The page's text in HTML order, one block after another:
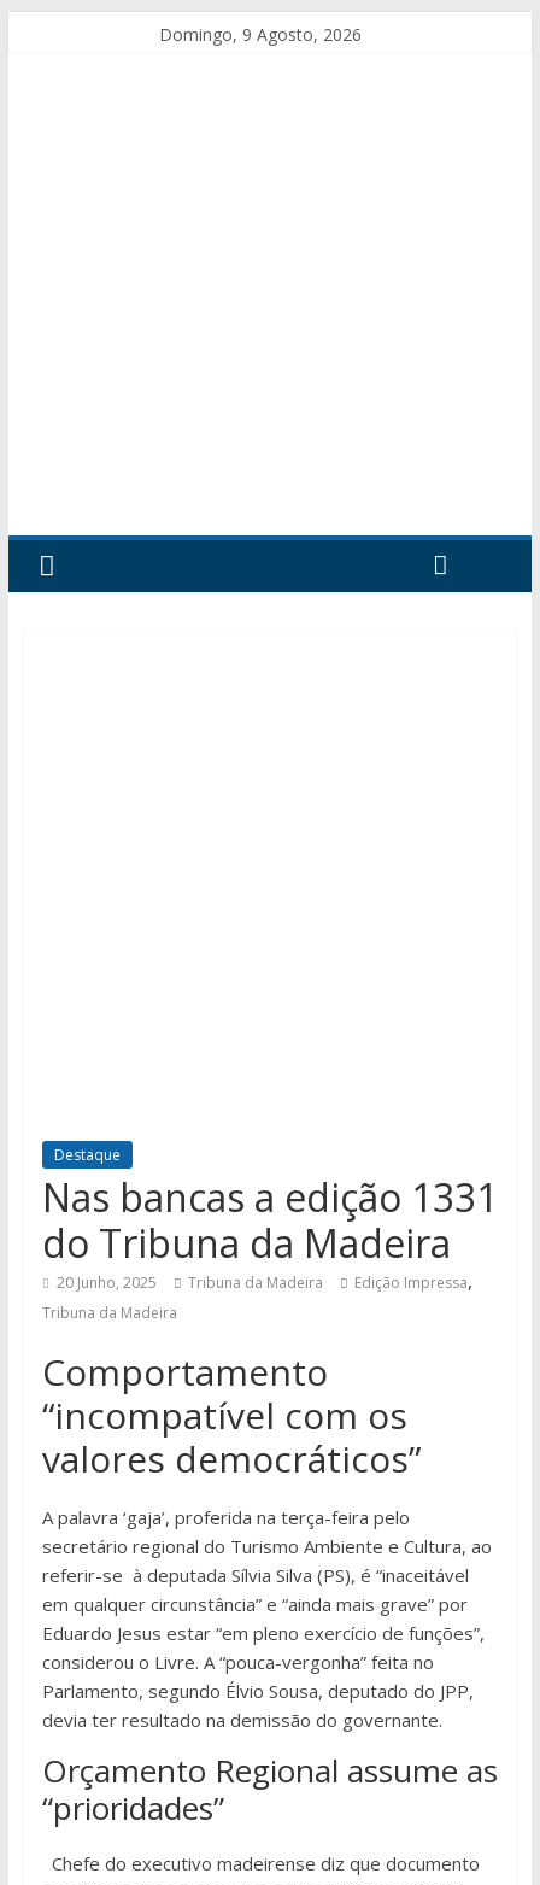
Domingo, 9 Agosto, 2026
Destaque
Nas bancas a edição 1331
do Tribuna da Madeira
20 Junho, 2025 Tribuna da Madeira Edição Impressa,
Tribuna da Madeira
Comportamento
“incompatível com os
valores democráticos”
A palavra ‘gaja’, proferida na terça-feira pelo
secretário regional do Turismo Ambiente e Cultura, ao
referir-se à deputada Sílvia Silva (PS), é “inaceitável
em qualquer circunstância” e “ainda mais grave” por
Eduardo Jesus estar “em pleno exercício de funções”,
considerou o Livre. A “pouca-vergonha” feita no
Parlamento, segundo Élvio Sousa, deputado do JPP,
devia ter resultado na demissão do governante.
Orçamento Regional assume as
“prioridades”
Chefe do executivo madeirense diz que documento